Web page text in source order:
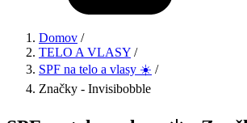
Domov /
TELO A VLASY /
SPF na telo a vlasy ☀️ /
Značky - Invisibobble